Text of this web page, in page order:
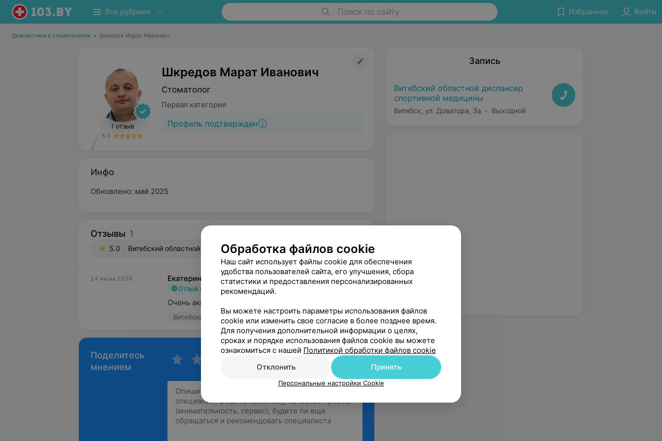
Все рубрики Поиск по сайту Избранное Войти
Диагностика в стоматологии • Шкредов Марат Иванович
1 отзыв
5.0
Шкредов Марат Иванович
Стоматолог
Первая категория
Профиль подтвержден
Инфо
Обновлено: май 2025
Отзывы 1
5.0 Витебский областной диспансер спортивной медицины, ул. Доватора, 3а
24 июня 2026 Екатерина
Отзыв подтвержден Рекомендую
Очень аккуратный и внимательный!
Витебский областной диспансер спортивной медицины, ул. Доватора, 3а
Поделитесь
мнением
Запись
Витебский областной диспансер
спортивной медицины
Витебск, ул. Доватора, 3а Выходной
Обработка файлов cookie
Наш сайт использует файлы cookie для обеспечения
удобства пользователей сайта, его улучшения, сбора
статистики и предоставления персонализированных
рекомендаций.
Вы можете настроить параметры использования файлов
cookie или изменить свое согласие в более позднее время.
Для получения дополнительной информации о целях,
сроках и порядке использования файлов cookie вы можете
ознакомиться с нашей Политикой обработки файлов cookie
Отклонить
Принять
Персональные настройки Cookie